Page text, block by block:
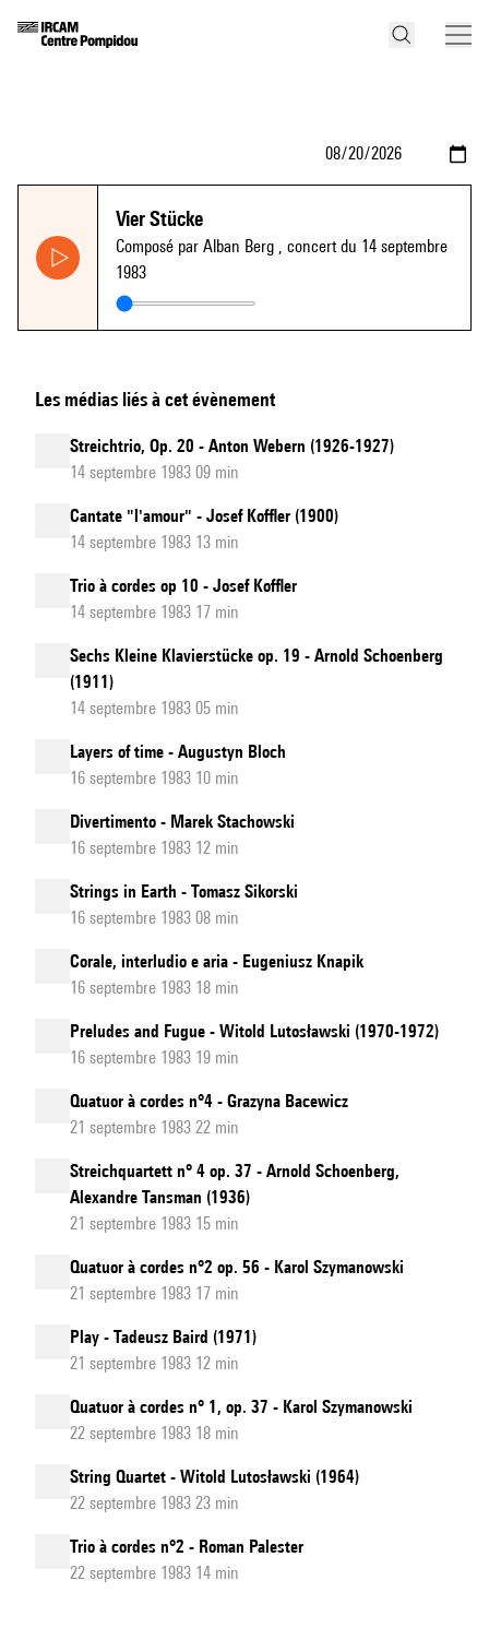
Vier Stücke
Composé par Alban Berg , concert du 14 septembre
1983
Les médias liés à cet évènement
Streichtrio, Op. 20 - Anton Webern (1926-1927)
14 septembre 1983 09 min
Cantate "l'amour" - Josef Koffler (1900)
14 septembre 1983 13 min
Trio à cordes op 10 - Josef Koffler
14 septembre 1983 17 min
Sechs Kleine Klavierstücke op. 19 - Arnold Schoenberg
(1911)
14 septembre 1983 05 min
Layers of time - Augustyn Bloch
16 septembre 1983 10 min
Divertimento - Marek Stachowski
16 septembre 1983 12 min
Strings in Earth - Tomasz Sikorski
16 septembre 1983 08 min
Corale, interludio e aria - Eugeniusz Knapik
16 septembre 1983 18 min
Preludes and Fugue - Witold Lutosławski (1970-1972)
16 septembre 1983 19 min
Quatuor à cordes n°4 - Grazyna Bacewicz
21 septembre 1983 22 min
Streichquartett n° 4 op. 37 - Arnold Schoenberg,
Alexandre Tansman (1936)
21 septembre 1983 15 min
Quatuor à cordes n°2 op. 56 - Karol Szymanowski
21 septembre 1983 17 min
Play - Tadeusz Baird (1971)
21 septembre 1983 12 min
Quatuor à cordes n° 1, op. 37 - Karol Szymanowski
22 septembre 1983 18 min
String Quartet - Witold Lutosławski (1964)
22 septembre 1983 23 min
Trio à cordes n°2 - Roman Palester
22 septembre 1983 14 min